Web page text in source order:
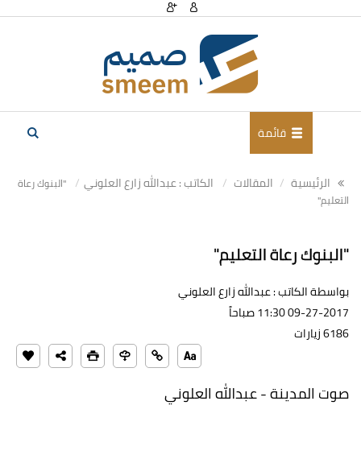
قائمة
الرئيسية المقالات الكاتب : عبدالله زارع العلوني
"البنوك رعاة
التعليم"
"البنوك رعاة التعليم"
بواسطة الكاتب : عبدالله زارع العلوني
09-27-2017 11:30 صباحاً
6186 زيارات
صوت المدينة - عبدالله العلوني